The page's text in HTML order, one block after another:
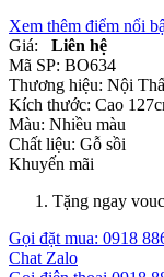
Xem thêm điểm nổi
Giá:
Liên hệ
Mã SP: BO634
Thương hiệu: Nội
Kích thước: Cao
Màu: Nhiều màu
Chất liệu: Gỗ sồi
Khuyến mãi
Tặng ngay
Gọi đặt mua: 0918
Chat Zalo